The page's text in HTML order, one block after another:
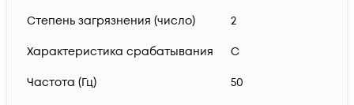
Степень загрязнения (число) 2
Характеристика срабатывания C
Частота (Гц) 50